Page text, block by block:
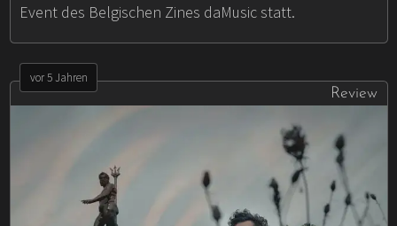
Event des Belgischen Zines daMusic statt.
vor 5 Jahren
Review